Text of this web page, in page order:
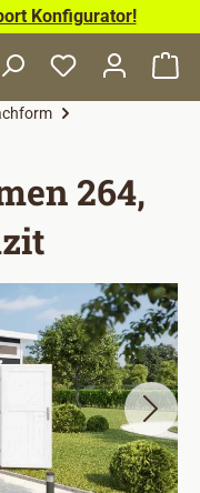
Konfigurator!
264,